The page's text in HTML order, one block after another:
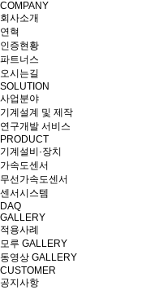
COMPANY
회사소개
연혁
인증현황
파트너스
오시는길
SOLUTION
사업분야
기계설계 및 제작
연구개발 서비스
PRODUCT
기계설비·장치
가속도센서
무선가속도센서
센서시스템
DAQ
GALLERY
적용사례
모루 GALLERY
동영상 GALLERY
CUSTOMER
공지사항